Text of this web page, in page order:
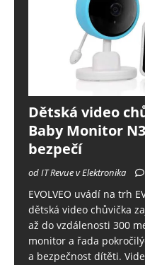
Dětská video
Baby Monitor
bezpečí
od IT Revue v Elektronika
EVOLVEO uvádí na trh
dětská video chůvička
až do vzdálenosti 300
monitor a řada
a bezpečnost dítěti.